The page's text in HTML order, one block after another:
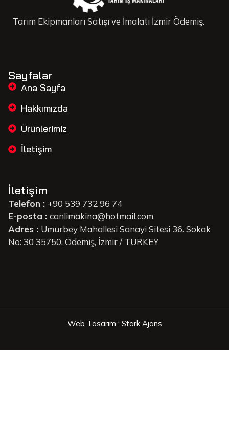
Tarım Ekipmanları Satışı ve İmalatı İzmir Ödemiş.
Sayfalar
Ana Sayfa
Hakkımızda
Ürünlerimiz
İletişim
İletişim
Telefon : +90 539 732 96 74
E-posta : canlimakina@hotmail.com
Adres : Umurbey Mahallesi Sanayi Sitesi 36. Sokak
No: 30 35750, Ödemiş, İzmir / TURKEY
Web Tasarım : Stark Ajans